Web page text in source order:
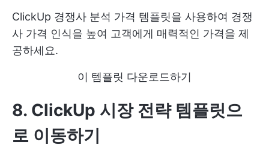
ClickUp 경쟁사 분석 가격 템플릿을 사용하여 경쟁
사 가격 인식을 높여 고객에게 매력적인 가격을 제
공하세요.
이 템플릿 다운로드하기
8. ClickUp 시장 전략 템플릿으
로 이동하기